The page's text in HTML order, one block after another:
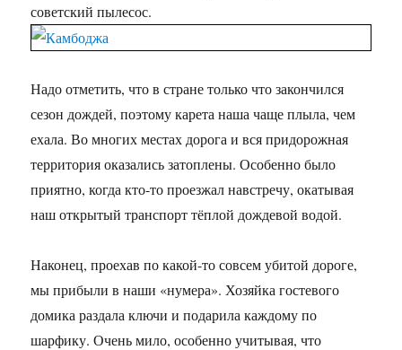
советский пылесос.
Надо отметить, что в стране только что закончился
сезон дождей, поэтому карета наша чаще плыла, чем
ехала. Во многих местах дорога и вся придорожная
территория оказались затоплены. Особенно было
приятно, когда кто-то проезжал навстречу, окатывая
наш открытый транспорт тёплой дождевой водой.
Наконец, проехав по какой-то совсем убитой дороге,
мы прибыли в наши «нумера». Хозяйка гостевого
домика раздала ключи и подарила каждому по
шарфику. Очень мило, особенно учитывая, что